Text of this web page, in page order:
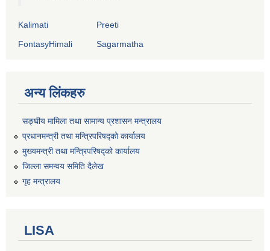
Kalimati
Preeti
FontasyHimali
Sagarmatha
अन्य लिंकहरु
सङ्‍घीय मामिला तथा सामान्य प्रशासन मन्त्रालय
प्रधानमन्त्री तथा मन्त्रिपरिषद्को कार्यालय
मुख्यमन्त्री तथा मन्त्रिपरिषद्को कार्यालय
जिल्ला समन्वय समिति दैलेख
गृह मन्त्रालय
LISA